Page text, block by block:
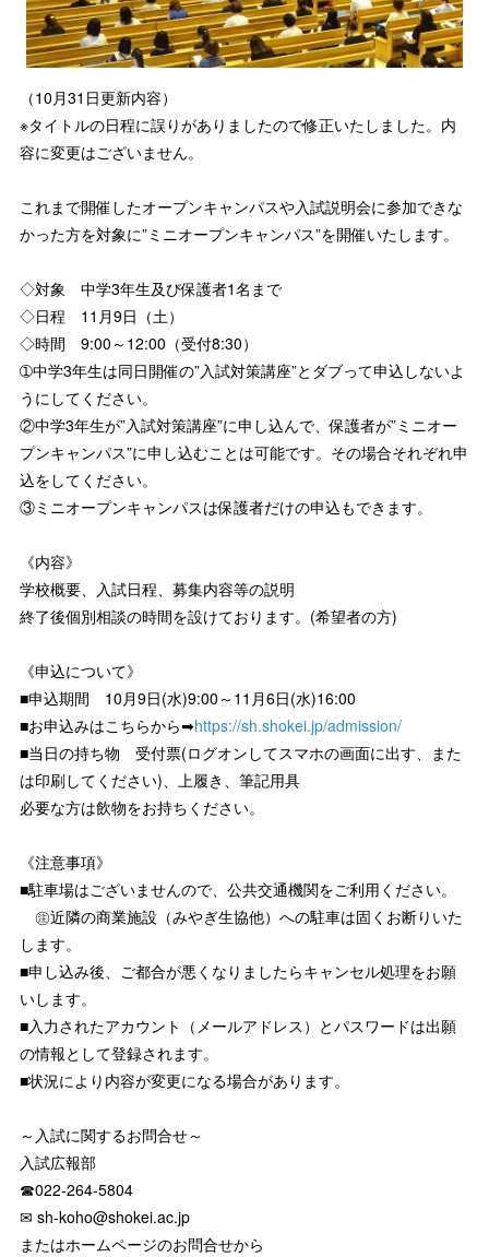
（10月31日更新内容）
※タイトルの日程に誤りがありましたので修正いたしました。内
容に変更はございません。
これまで開催したオープンキャンパスや入試説明会に参加できな
かった方を対象に”ミニオープンキャンパス”を開催いたします。
◇対象 中学3年生及び保護者1名まで
◇日程 11月9日（土）
◇時間 9:00～12:00（受付8:30）
➀中学3年生は同日開催の”入試対策講座”とダブって申込しないよ
うにしてください。
②中学3年生が”入試対策講座”に申し込んで、保護者が”ミニオー
プンキャンパス”に申し込むことは可能です。その場合それぞれ申
込をしてください。
③ミニオープンキャンパスは保護者だけの申込もできます。
《内容》
学校概要、入試日程、募集内容等の説明
終了後個別相談の時間を設けております。(希望者の方)
《申込について》
■申込期間 10月9日(水)9:00～11月6日(水)16:00
■お申込みはこちらから➡https://sh.shokei.jp/admission/
■当日の持ち物 受付票(ログオンしてスマホの画面に出す、また
は印刷してください)、上履き、筆記用具
必要な方は飲物をお持ちください。
《注意事項》
■駐車場はございませんので、公共交通機関をご利用ください。
㊟近隣の商業施設（みやぎ生協他）への駐車は固くお断りいた
します。
■申し込み後、ご都合が悪くなりましたらキャンセル処理をお願
いします。
■入力されたアカウント（メールアドレス）とパスワードは出願
の情報として登録されます。
■状況により内容が変更になる場合があります。
～入試に関するお問合せ～
入試広報部
☎022-264-5804
✉ sh-koho@shokei.ac.jp
またはホームページのお問合せから